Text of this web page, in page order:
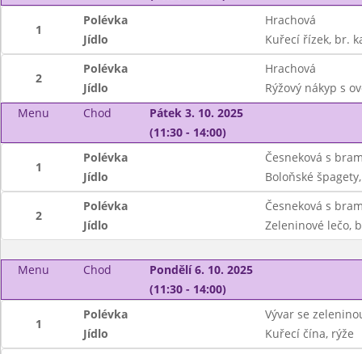
1
Polévka
Hrachová
Jídlo
Kuřecí řízek, br.
2
Polévka
Hrachová
Jídlo
Rýžový nákyp s
Menu
Chod
Pátek 3. 10. 2025
(11:30 - 14:00)
1
Polévka
Česneková s
Jídlo
Boloňské
2
Polévka
Česneková s
Jídlo
Zeleninové lečo,
Menu Chod
Pondělí 6. 10. 2025
(11:30 - 14:00)
1
Polévka
Vývar se
Jídlo
Kuřecí čína, rýže